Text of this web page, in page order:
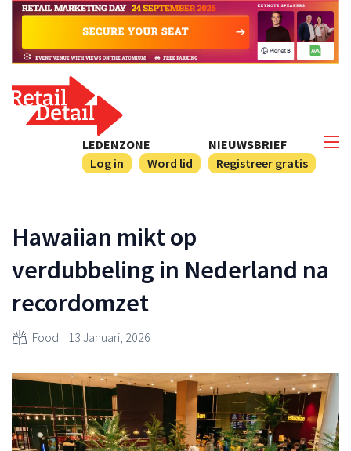
NIEUWSBRIEF
Registreer gratis
LEDENZONE
Log in
Word lid
Hawaiian mikt op
verdubbeling in Nederland na
recordomzet
Food 13 Januari, 2026